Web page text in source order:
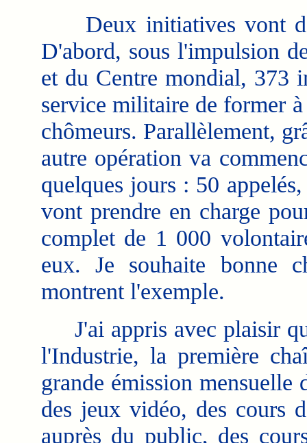
Deux initiatives vont
D'abord, sous l'impulsion
et du Centre mondial, 373
service militaire de former
chômeurs. Parallèlement,
autre opération va
quelques jours : 50
vont prendre en charge
complet de 1 000
eux. Je souhaite bonne
montrent l'exemple.
J'ai appris avec plaisir
l'Industrie, la première
grande émission
des jeux vidéo, des cours
auprès du public, des